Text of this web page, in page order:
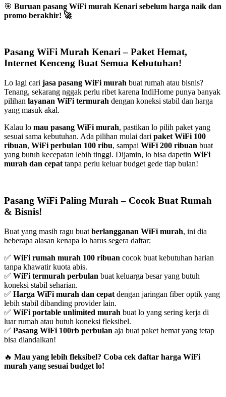
🎯 Buruan pasang WiFi murah Kenari sebelum harga naik dan
promo berakhir! 🚀
Pasang WiFi Murah Kenari – Paket Hemat,
Internet Kenceng Buat Semua Kebutuhan!
Lo lagi cari jasa pasang WiFi murah buat rumah atau bisnis?
Tenang, sekarang nggak perlu ribet karena IndiHome punya banyak
pilihan layanan WiFi termurah dengan koneksi stabil dan harga
yang masuk akal.
Kalau lo mau pasang WiFi murah, pastikan lo pilih paket yang
sesuai sama kebutuhan. Ada pilihan mulai dari paket WiFi 100
ribuan, WiFi perbulan 100 ribu, sampai WiFi 200 ribuan buat
yang butuh kecepatan lebih tinggi. Dijamin, lo bisa dapetin WiFi
murah dan cepat tanpa perlu keluar budget gede tiap bulan!
Pasang WiFi Paling Murah – Cocok Buat Rumah
& Bisnis!
Buat yang masih ragu buat berlangganan WiFi murah, ini dia
beberapa alasan kenapa lo harus segera daftar:
✅ WiFi rumah murah 100 ribuan cocok buat kebutuhan harian
tanpa khawatir kuota abis.
✅ WiFi termurah perbulan buat keluarga besar yang butuh
koneksi stabil seharian.
✅ Harga WiFi murah dan cepat dengan jaringan fiber optik yang
lebih stabil dibanding provider lain.
✅ WiFi portable unlimited murah buat lo yang sering kerja di
luar rumah atau butuh koneksi fleksibel.
✅ Pasang WiFi 100rb perbulan aja buat paket hemat yang tetap
bisa diandalkan!
🔥 Mau yang lebih fleksibel? Coba cek daftar harga WiFi
murah yang sesuai budget lo!